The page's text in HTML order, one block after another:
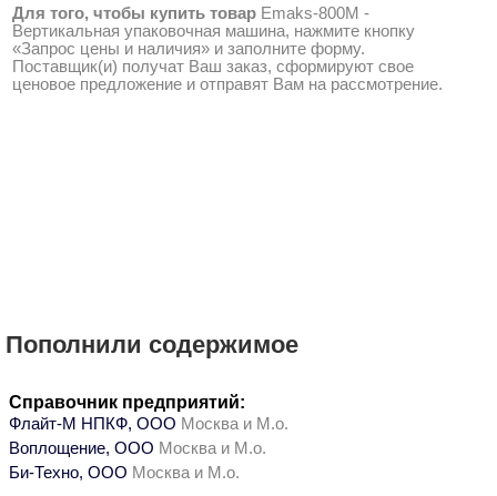
Для того, чтобы купить товар Emaks-800M -
Вертикальная упаковочная машина, нажмите кнопку
«Запрос цены и наличия» и заполните форму.
Поставщик(и) получат Ваш заказ, сформируют свое
ценовое предложение и отправят Вам на рассмотрение.
Пополнили содержимое
Справочник предприятий:
Флайт-М НПКФ, ООО Москва и М.о.
Воплощение, ООО Москва и М.о.
Би-Техно, ООО Москва и М.о.